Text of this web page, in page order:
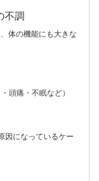
不調
体の機能にも大きな
頭痛・不眠など）
因になっているケー